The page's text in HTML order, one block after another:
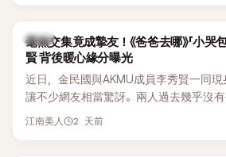
韓星
毫無交集竟成摯友！《爸爸去哪》「小哭
賢 背後暖心緣分曝光
近日，金民國與AKMU成員李秀賢一同
讓不少網友相當驚訝。兩人過去幾乎沒
起踏上瑞士之旅，也讓粉絲紛紛好奇：「
江南美人 2 天前